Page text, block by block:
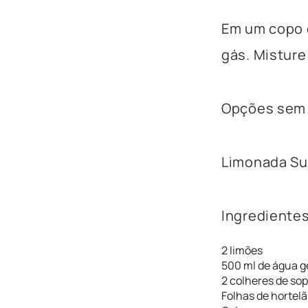
Em um
gás.
Opções
Limonada
2 limões
500 ml de água
2 colheres de
Folhas de hortelã